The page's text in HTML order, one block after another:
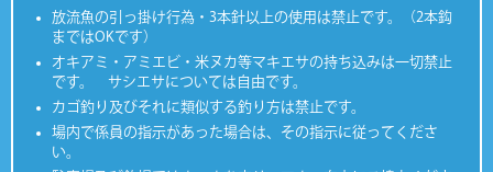
放流魚の引っ掛け行為・3本針以上の使用は禁止です。（2本鈎
まではOKです）
オキアミ・アミエビ・米ヌカ等マキエサの持ち込みは一切禁止
です。 サシエサについては自由です。
カゴ釣り及びそれに類似する釣り方は禁止です。
場内で係員の指示があった場合は、その指示に従ってくださ
い。